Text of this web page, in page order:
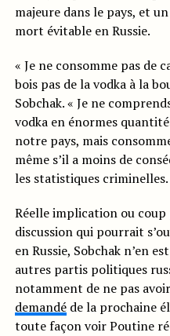
majeure dans le pays, et
mort évitable en Russie.
« Je ne consomme pas de
bois pas de la vodka à la
Sobchak. « Je ne
vodka en énormes
notre pays, mais
même s’il a moins de
les statistiques criminelles.
Réelle implication ou
discussion qui pourrait
en Russie, Sobchak n’en
autres partis politiques
notamment de ne pas
demandéde la prochaine
toute façon voir Poutine